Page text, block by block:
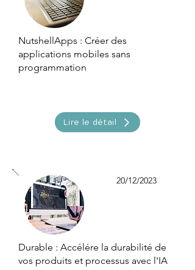
NutshellApps : Créer des
applications mobiles sans
programmation
Lire le détail
20/12/2023
Durable : Accélére la durabilité de
vos produits et processus avec l'IA